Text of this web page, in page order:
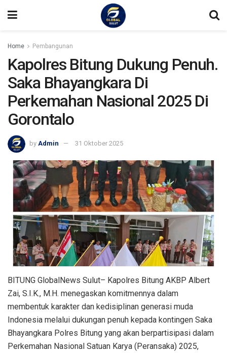
Home Pembangunan
Kapolres Bitung Dukung Penuh.
Saka Bhayangkara Di
Perkemahan Nasional 2025 Di
Gorontalo
by Admin 31 Oktober 2025
BITUNG GlobalNews Sulut– Kapolres Bitung AKBP Albert
Zai, S.I.K., M.H. menegaskan komitmennya dalam
membentuk karakter dan kedisiplinan generasi muda
Indonesia melalui dukungan penuh kepada kontingen Saka
Bhayangkara Polres Bitung yang akan berpartisipasi dalam
Perkemahan Nasional Satuan Karya (Peransaka) 2025,